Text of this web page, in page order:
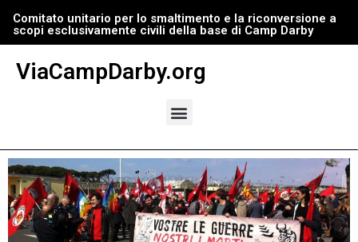
Vai
al
contenuto
Comitato unitario per lo smaltimento e la riconversione a
scopi esclusivamente civili della base di Camp Darby
ViaCampDarby.org